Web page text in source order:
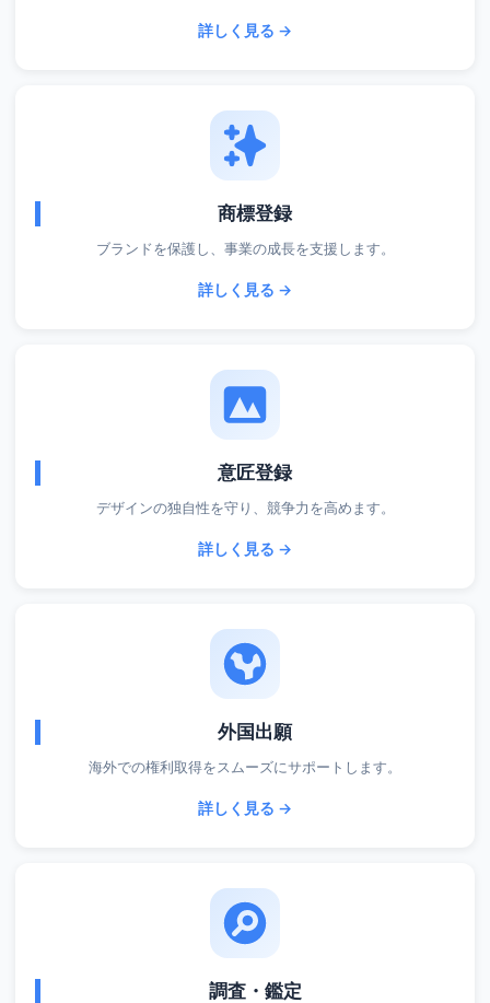
詳しく見る →
商標登録
ブランドを保護し、事業の成長を支援します。
詳しく見る →
意匠登録
デザインの独自性を守り、競争力を高めます。
詳しく見る →
外国出願
海外での権利取得をスムーズにサポートします。
詳しく見る →
調査・鑑定